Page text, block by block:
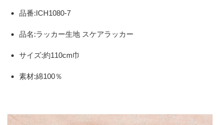
品番:ICH1080-7
品名:ラッカー生地 スケアラッカー
サイズ:約110cm巾
素材:綿100％